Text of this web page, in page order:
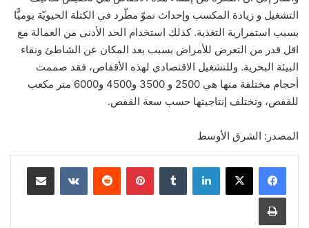
التشغيل و زيادة المكسب وإحداث نموّ مطّرد في الكتلة الحيويّة يوميًّا
بسبب استمرارية التغذية. كذلك استخدام الحد الأدنى من العمالة مع
اقل قدر من التعرض للأمراض بسبب بعد المكان عن الشاطئ ونقاء
البيئة البحرية. وللتشغيل الاقتصادي لهذه الأقفاص، فقد صممت
أحجام مختلفة منها هي 2500 و 3500 و4500 و6000 متر مكعب
للقفص، وتختلف إنتاجيتها حسب سعة القفص.
المصدر: الشرق الأوسط
لينكدإن بينتيريست